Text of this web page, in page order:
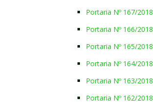
Portaria Nº 167/2018
Portaria Nº 166/2018
Portaria Nº 165/2018
Portaria Nº 164/2018
Portaria Nº 163/2018
Portaria Nº 162/2018